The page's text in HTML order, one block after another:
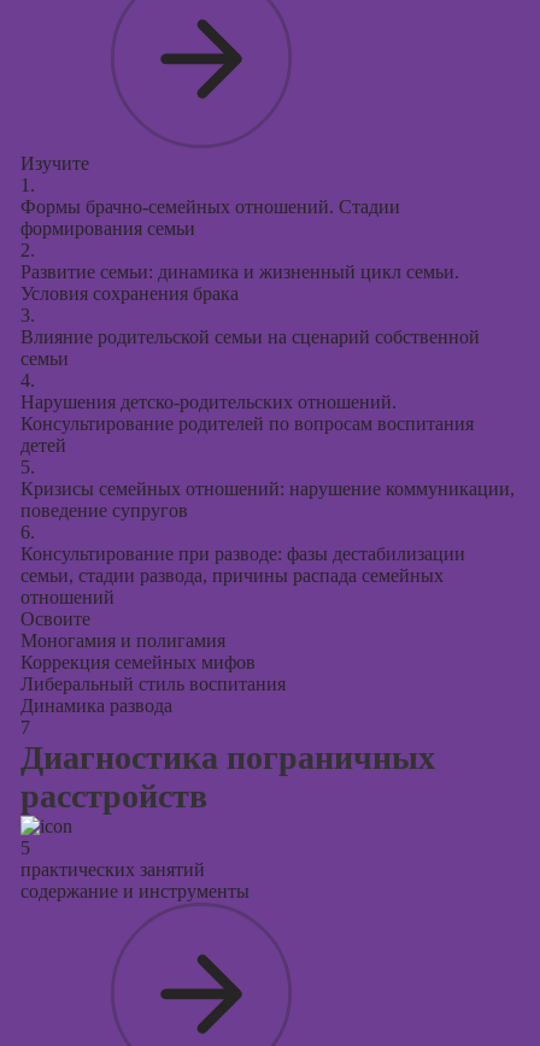
Изучите
1.
Формы брачно-семейных отношений. Стадии
формирования семьи
2.
Развитие семьи: динамика и жизненный цикл семьи.
Условия сохранения брака
3.
Влияние родительской семьи на сценарий собственной
семьи
4.
Нарушения детско-родительских отношений.
Консультирование родителей по вопросам воспитания
детей
5.
Кризисы семейных отношений: нарушение коммуникации,
поведение супругов
6.
Консультирование при разводе: фазы дестабилизации
семьи, стадии развода, причины распада семейных
отношений
Освоите
Моногамия и полигамия
Коррекция семейных мифов
Либеральный стиль воспитания
Динамика развода
7
Диагностика пограничных
расстройств
5
практических занятий
содержание и инструменты